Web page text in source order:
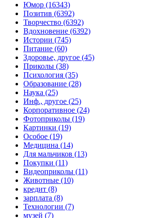
Юмор (16343)
Позитив (6392)
Творчество (6392)
Вдохновение (6392)
Истории (745)
Питание (60)
Здоровье, другое (45)
Приколы (38)
Психология (35)
Образование (28)
Наука (25)
Инф., другое (25)
Корпоративное (24)
Фотоприколы (19)
Картинки (19)
Особое (19)
Медицина (14)
Для мальчиков (13)
Покупки (11)
Видеоприколы (11)
Животные (10)
кредит (8)
зарплата (8)
Технологии (7)
музей (7)